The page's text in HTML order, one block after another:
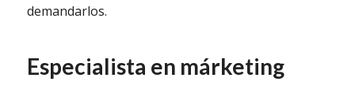
demandarlos.
Especialista en márketing